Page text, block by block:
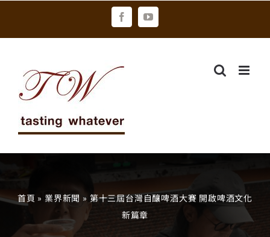
FacebookYouTube
首頁 » 業界新聞 » 第十三屆台灣自釀啤酒大賽 開啟啤酒文化
新篇章